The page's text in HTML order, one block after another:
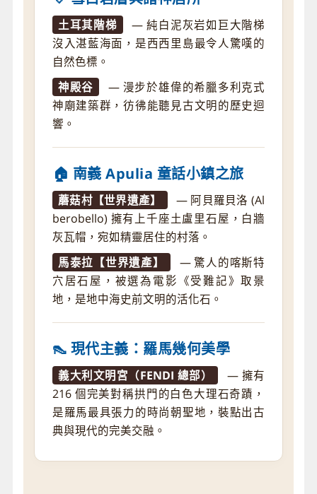
土耳其階梯
— 純白泥灰岩如巨大階梯
沒入湛藍海面，是西西里島最令人驚嘆的
自然色標。
神殿谷
— 漫步於雄偉的希臘多利克式
神廟建築群，彷彿能聽見古文明的歷史迴
響。
🏠 南義 Apulia 童話小鎮之旅
蘑菇村【世界遺產】
— 阿貝羅貝洛 (Al
berobello) 擁有上千座土盧里石屋，白牆
灰瓦帽，宛如精靈居住的村落。
馬泰拉【世界遺產】
— 驚人的喀斯特
穴居石屋，被選為電影《受難記》取景
地，是地中海史前文明的活化石。
👠 現代主義：羅馬幾何美學
義大利文明宮（FENDI 總部）
— 擁有
216 個完美對稱拱門的白色大理石奇蹟，
是羅馬最具張力的時尚朝聖地，裝點出古
典與現代的完美交融。